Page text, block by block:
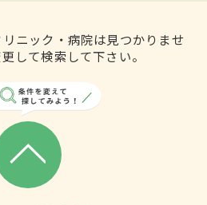
ニック・病院は見つかりませ
して検索して下さい。